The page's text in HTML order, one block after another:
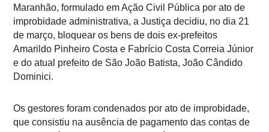
Maranhão, formulado em Ação Civil Pública por ato de
improbidade administrativa, a Justiça decidiu, no dia 21
de março, bloquear os bens de dois ex-prefeitos
Amarildo Pinheiro Costa e Fabrício Costa Correia Júnior
e do atual prefeito de São João Batista, João Cândido
Dominici.
Os gestores foram condenados por ato de improbidade,
que consistiu na ausência de pagamento das contas de